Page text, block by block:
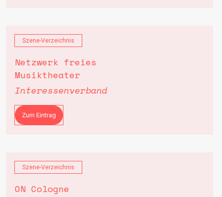
Szene-Verzeichnis
Netzwerk freies
Musiktheater
Interessenverband
Zum Eintrag
Szene-Verzeichnis
ON Cologne